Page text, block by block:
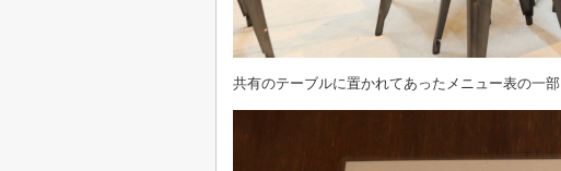
共有のテーブルに置かれてあったメニュー表の一部